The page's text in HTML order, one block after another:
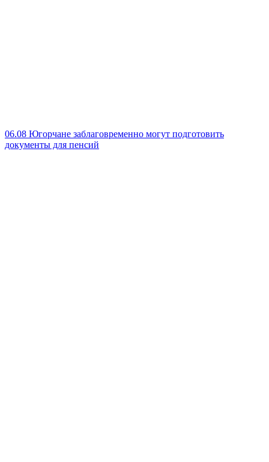
06.08 Югорчане заблаговременно могут подготовить
документы для пенсий